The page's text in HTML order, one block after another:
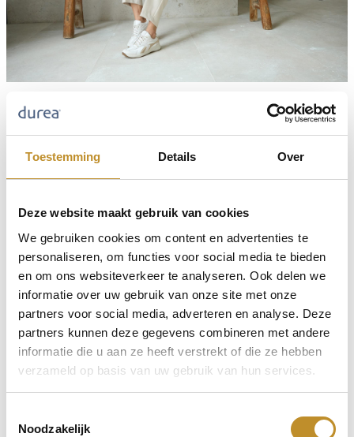
Toestemming Details Over
Deze website maakt gebruik van cookies
We gebruiken cookies om content en advertenties te
personaliseren, om functies voor social media te bieden
en om ons websiteverkeer te analyseren. Ook delen we
informatie over uw gebruik van onze site met onze
partners voor social media, adverteren en analyse. Deze
partners kunnen deze gegevens combineren met andere
informatie die u aan ze heeft verstrekt of die ze hebben
verzameld op basis van uw gebruik van hun services.
Noodzakelijk